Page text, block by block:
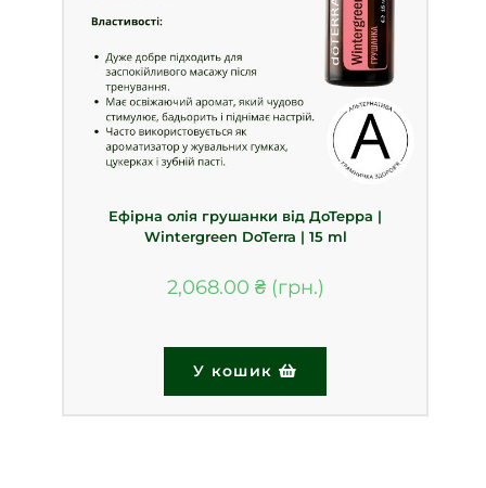
​Ефірна олія грушанки від ДоТерра |
Wintergreen DoTerra | 15 ml
2,068.00 ₴
У кошик